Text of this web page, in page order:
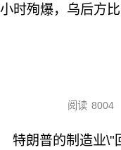
时殉爆，乌后方
阅读 8004
特朗普的制造业\"